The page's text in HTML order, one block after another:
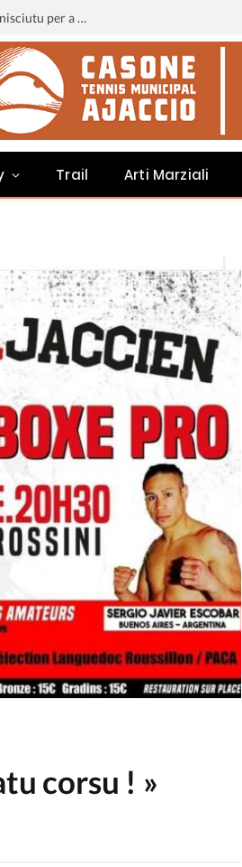
Liga 3 : u calendariu di u Sporting Club di Bastia hè cunnisciutu per a staghjoni 2026-2027
Trail Arti Marziali
corsu ! »